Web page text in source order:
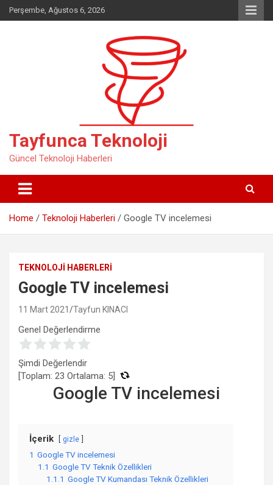
Skip
to
Perşembe, Ağustos 6, 2026
Tayfunca Teknoloji
Güncel Teknoloji Haberleri
Home Teknoloji Haberleri Google TV incelemesi
TEKNOLOJI HABERLERI
Google TV incelemesi
11 Mart 2021 Tayfun KINACI
Genel Değerlendirme
Şimdi Değerlendir
[Toplam: 23 Ortalama: 5]
Google TV incelemesi
İçerik gizle
1 Google TV incelemesi
1.1 Google TV Teknik Özellikleri
1.1.1 Google TV Kumandası Teknik Özellikleri